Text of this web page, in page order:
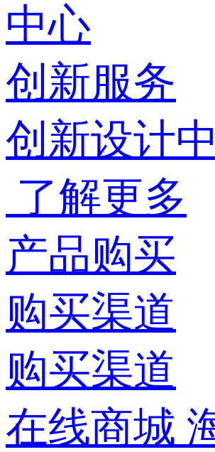
中心
创新服务
创新设计
了解更多
产品购买
购买渠道
购买渠道
在线商城